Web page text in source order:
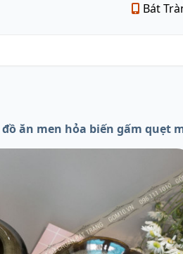
Bát
đồ ăn men hỏa biến gấm quẹt